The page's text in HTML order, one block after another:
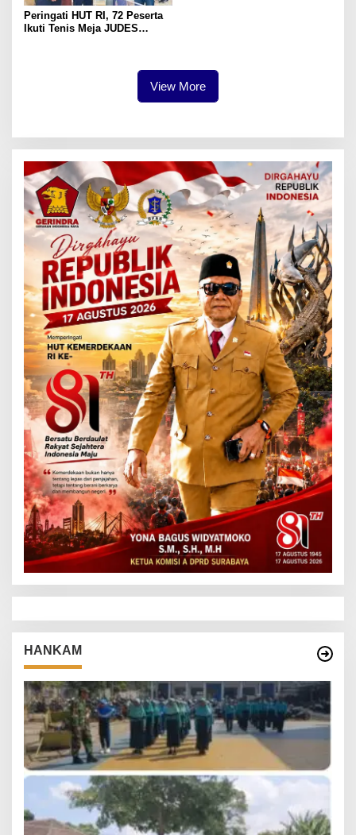
Peringati HUT RI, 72 Peserta
Ikuti Tenis Meja JUDES
View More
HANKAM